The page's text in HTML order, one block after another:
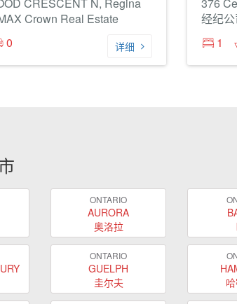
Crown Real Estate
0 详细
1
ONTARIO
AURORA
奥洛拉
ONTARIO
GUELPH
圭尔夫